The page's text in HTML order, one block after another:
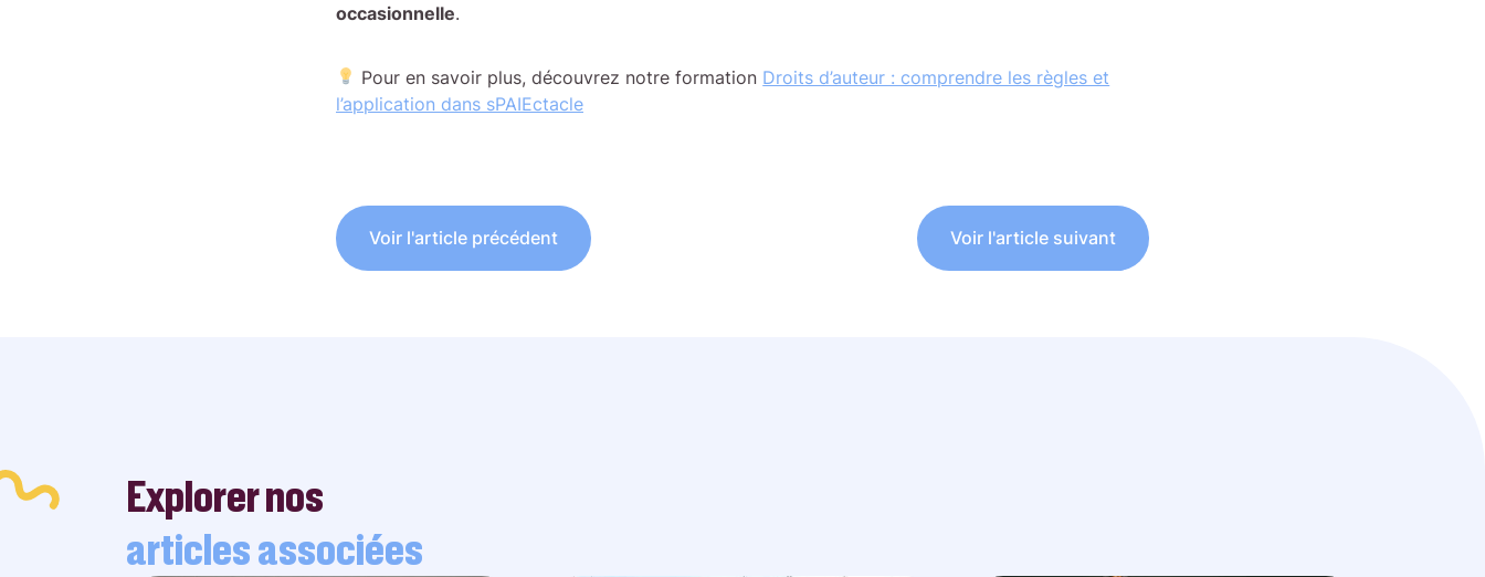
occasionnelle.
Pour en savoir plus, découvrez notre formation Droits d’auteur : comprendre les règles et
l’application dans sPAIEctacle
Voir l'article précédent Voir l'article suivant
Explorer nos
articles associées